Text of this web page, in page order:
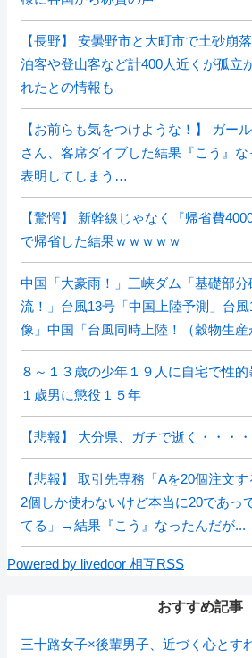
【長野】 安曇野市と大町市で土砂崩
泊客や登山客など計400人近くが孤立
れたとの情報も
【お前らも気をつけような！】 ガー
さん、客席ダイブした結果『こう』
表明してしまう…
【驚愕】 新幹線じゃなく『帰省費
で帰省した結果ｗｗｗｗｗ
中国「大豪雨！」三峡ダム「基礎部
流！」台風13号「中国上陸予測」台
像」中国「台風同時上陸！（穀物生産
８～１３歳の少年１９人に自宅で性
１歳男に懲役１５年
【悲報】 大分県、ガチで逝く・・・・
【悲報】 取引先専務「Aを20個注文
2個しか使わないけど本当に20であっ
てる」→結果『こう』なったんだが...
Powered by livedoor 相互RSS
おすすめ記事
三十路女子×後輩男子、近づく心とす